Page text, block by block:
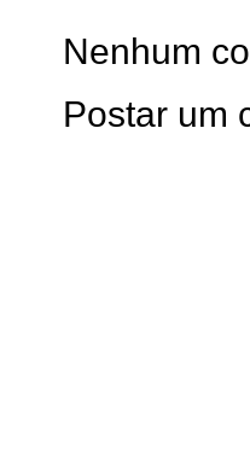
Nenhum
Postar um